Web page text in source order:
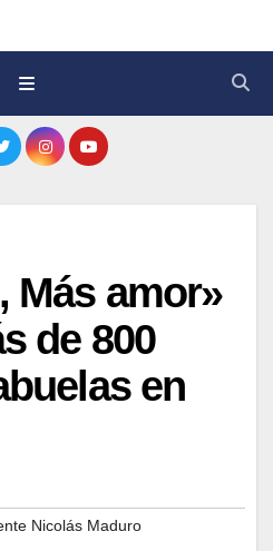
Más amor»
de 800
en
Nicolás Maduro